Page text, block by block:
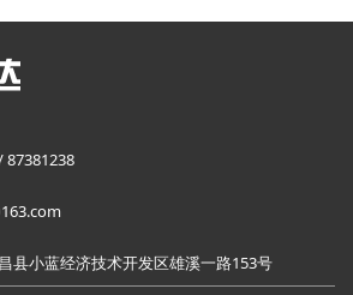
87381238
县小蓝经济技术开发区雄溪一路153号